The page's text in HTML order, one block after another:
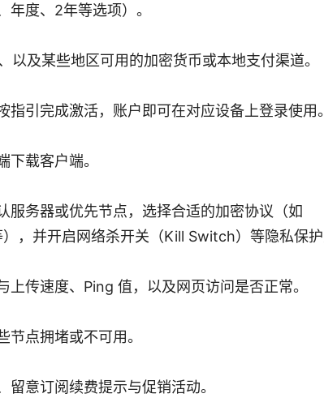
年度、2年等选项）。
以及某些地区可用的加密货币或本地支付渠道。
引完成激活，账户即可在对应设备上登录使用。
载客户端。
服务器或优先节点，选择合适的加密协议（如
，并开启网络杀开关（Kill Switch）等隐私保护
传速度、Ping 值，以及网页访问是否正常。
点拥堵或不可用。
意订阅续费提示与促销活动。